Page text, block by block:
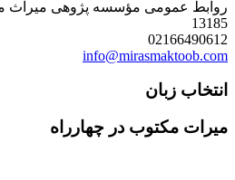
13185
02166490612
info@mirasmaktoob.com
انتخاب زبان
میرات مکتوب در چهارراه